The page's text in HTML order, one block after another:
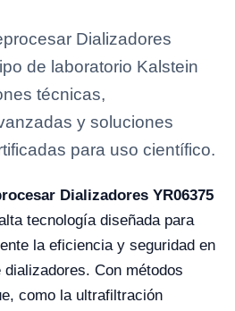
Dializadores
de laboratorio Kalstein
técnicas,
y soluciones
para uso científico.
Dializadores YR06375
tecnología diseñada para
la eficiencia y seguridad en
Con métodos
como la ultrafiltración